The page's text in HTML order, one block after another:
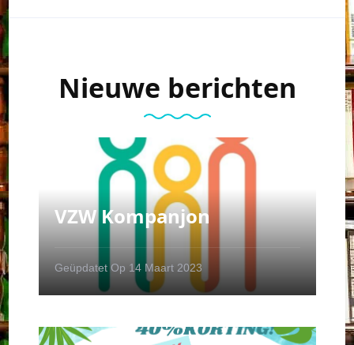
Nieuwe berichten
VZW Kompanjon
Geüpdatet Op 14 Maart 2023